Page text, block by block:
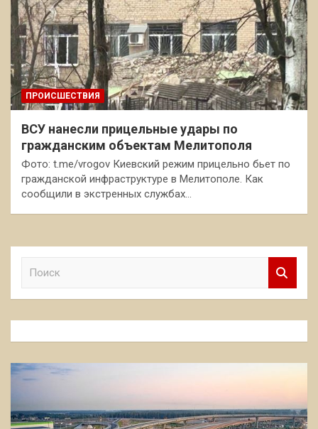
ПРОИСШЕСТВИЯ
ВСУ нанесли прицельные удары по
гражданским объектам Мелитополя
Фото: t.me/vrogov Киевский режим прицельно бьет по
гражданской инфраструктуре в Мелитополе. Как
сообщили в экстренных службах…
к